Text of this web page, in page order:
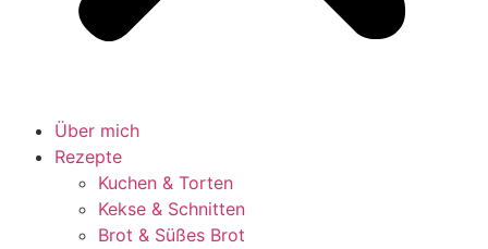
Über mich
Rezepte
Kuchen & Torten
Kekse & Schnitten
Brot & Süßes Brot